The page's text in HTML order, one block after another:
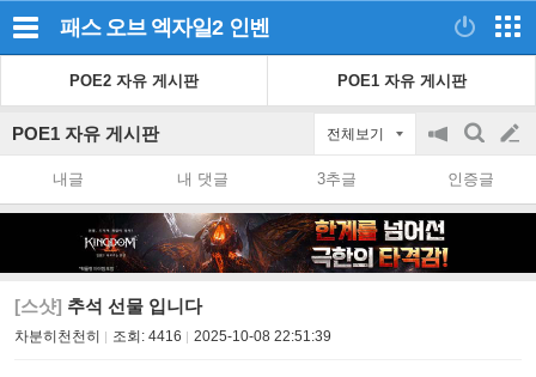
패스 오브 엑자일2 인벤
POE2 자유 게시판 POE1 자유 게시판
POE1 자유 게시판 전체보기
공
on/off
검
색
글
쓰
내글 내 댓글 3추글 인증글
[스샷] 추석 선물 입니다
차분히천천히 조회: 4416 2025-10-08 22:51:39